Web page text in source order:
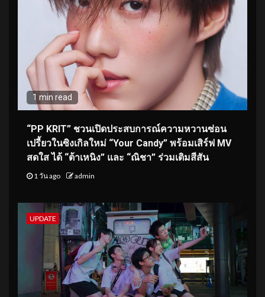
1 min read
“PP KRIT” ชวนเปิดประสบการณ์ความหวานซ่อน
เปรี้ยวในซิงเกิลใหม่ “Your Candy” พร้อมเสิร์ฟ MV
สดใส ได้ “ต้าเหนิง” และ “ณิชา” ร่วมเติมสีสัน
1 วัน ago admin
UPDATE